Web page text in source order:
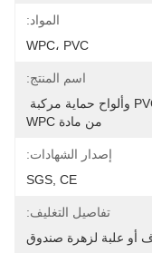
المواد:
WPC، PVC
اسم المنتج:
صناديق زهور من الفينيل الأبيض من مادة PVC وألواح حماية مركبة
من مادة WPC
إصدار الشهادات:
SGS, CE
تفاصيل التغليف:
أو علبة لزهرة صندوق